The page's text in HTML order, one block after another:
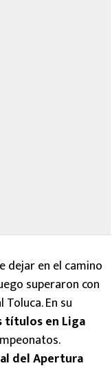
dejar en el camino
superaron con
En su
títulos en Liga
del Apertura